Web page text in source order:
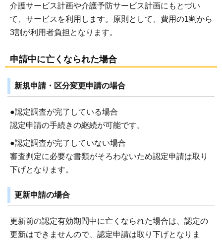
介護サービス計画や介護予防サービス計画にもとづい
て、サービスを利用します。原則として、費用の1割から
3割が利用者負担となります。
申請中に亡くなられた場合
新規申請・区分変更申請の場合
●認定調査が完了している場合
認定申請の手続きの継続が可能です。
●認定調査が完了していない場合
審査判定に必要な書類がそろわないため認定申請は取り
下げとなります。
更新申請の場合
更新前の認定有効期間中に亡くなられた場合は、認定の
更新はできませんので、認定申請は取り下げとなりま